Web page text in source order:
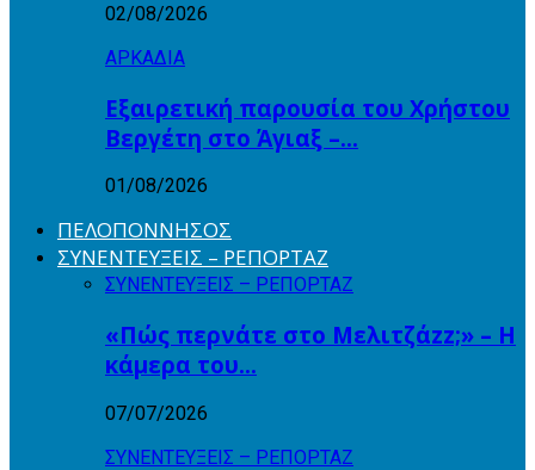
02/08/2026
ΑΡΚΑΔΙΑ
Εξαιρετική παρουσία του Χρήστου
Βεργέτη στο Άγιαξ –…
01/08/2026
ΠΕΛΟΠΟΝΝΗΣΟΣ
ΣΥΝΕΝΤΕΥΞΕΙΣ – ΡΕΠΟΡΤΑΖ
ΣΥΝΕΝΤΕΥΞΕΙΣ – ΡΕΠΟΡΤΑΖ
«Πώς περνάτε στο Μελιτζάzz;» – Η
κάμερα του…
07/07/2026
ΣΥΝΕΝΤΕΥΞΕΙΣ – ΡΕΠΟΡΤΑΖ